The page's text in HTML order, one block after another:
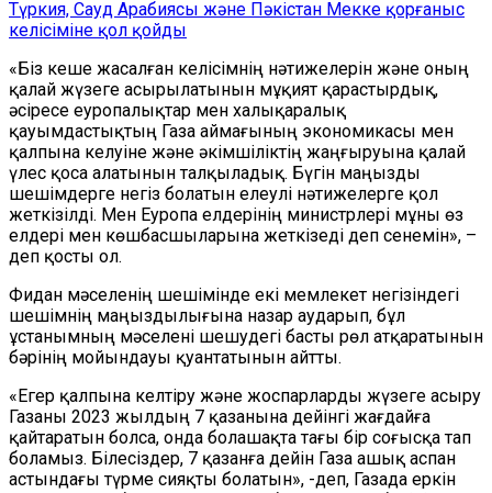
Түркия, Сауд Арабиясы және Пәкістан Мекке қорғаныс
келісіміне қол қойды
«Біз кеше жасалған келісімнің нәтижелерін және оның
қалай жүзеге асырылатынын мұқият қарастырдық,
әсіресе еуропалықтар мен халықаралық
қауымдастықтың Газа аймағының экономикасы мен
қалпына келуіне және әкімшіліктің жаңғыруына қалай
үлес қоса алатынын талқыладық. Бүгін маңызды
шешімдерге негіз болатын елеулі нәтижелерге қол
жеткізілді. Мен Еуропа елдерінің министрлері мұны өз
елдері мен көшбасшыларына жеткізеді деп сенемін», –
деп қосты ол.
Фидан мәселенің шешімінде екі мемлекет негізіндегі
шешімнің маңыздылығына назар аударып, бұл
ұстанымның мәселені шешудегі басты рөл атқаратынын
бәрінің мойындауы қуантатынын айтты.
«Егер қалпына келтіру және жоспарларды жүзеге асыру
Газаны 2023 жылдың 7 қазанына дейінгі жағдайға
қайтаратын болса, онда болашақта тағы бір соғысқа тап
боламыз. Білесіздер, 7 қазанға дейін Газа ашық аспан
астындағы түрме сияқты болатын», -деп, Газада еркін